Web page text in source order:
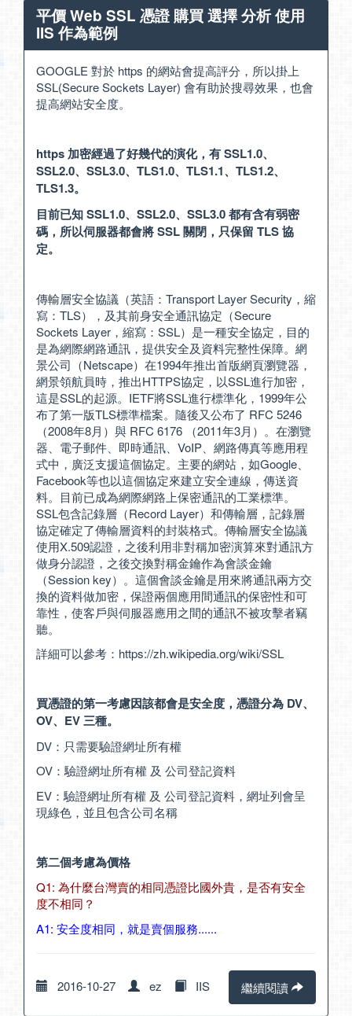
平價 Web SSL 憑證 購買 選擇 分析 使用
IIS 作為範例
GOOGLE 對於 https 的網站會提高評分，所以掛上
SSL(Secure Sockets Layer) 會有助於搜尋效果，也會
提高網站安全度。
https 加密經過了好幾代的演化，有 SSL1.0、
SSL2.0、SSL3.0、TLS1.0、TLS1.1、TLS1.2、
TLS1.3。
目前已知 SSL1.0、SSL2.0、SSL3.0 都有含有弱密
碼，所以伺服器都會將 SSL 關閉，只保留 TLS 協
定。
傳輸層安全協議（英語：Transport Layer Security，縮
寫：TLS），及其前身安全通訊協定（Secure
Sockets Layer，縮寫：SSL）是一種安全協定，目的
是為網際網路通訊，提供安全及資料完整性保障。網
景公司（Netscape）在1994年推出首版網頁瀏覽器，
網景領航員時，推出HTTPS協定，以SSL進行加密，
這是SSL的起源。IETF將SSL進行標準化，1999年公
布了第一版TLS標準檔案。隨後又公布了 RFC 5246
（2008年8月）與 RFC 6176 （2011年3月）。在瀏覽
器、電子郵件、即時通訊、VoIP、網路傳真等應用程
式中，廣泛支援這個協定。主要的網站，如Google、
Facebook等也以這個協定來建立安全連線，傳送資
料。目前已成為網際網路上保密通訊的工業標準。
SSL包含記錄層（Record Layer）和傳輸層，記錄層
協定確定了傳輸層資料的封裝格式。傳輸層安全協議
使用X.509認證，之後利用非對稱加密演算來對通訊方
做身分認證，之後交換對稱金鑰作為會談金鑰
（Session key）。這個會談金鑰是用來將通訊兩方交
換的資料做加密，保證兩個應用間通訊的保密性和可
靠性，使客戶與伺服器應用之間的通訊不被攻擊者竊
聽。
詳細可以參考： https://zh.wikipedia.org/wiki/SSL
買憑證的第一考慮因該都會是安全度，憑證分為 DV、
OV、EV 三種。
DV：只需要驗證網址所有權
OV：驗證網址所有權 及 公司登記資料
EV：驗證網址所有權 及 公司登記資料，網址列會呈
現綠色，並且包含公司名稱
第二個考慮為價格
Q1: 為什麼台灣賣的相同憑證比國外貴，是否有安全
度不相同？
A1: 安全度相同，就是賣個服務......
2016-10-27 ez IIS 繼續閱讀